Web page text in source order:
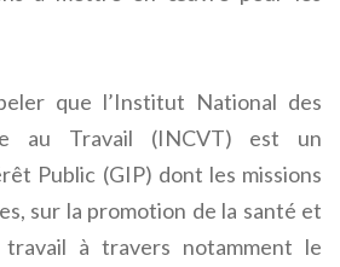
que l’Institut National des
au Travail (INCVT) est un
Public (GIP) dont les missions
sur la promotion de la santé et
à travers notamment le